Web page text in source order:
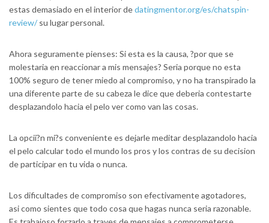
estas demasiado en el interior dedatingmentor.org/es/chatspin-
review/ su lugar personal.
Ahora seguramente pienses: Si esta es la causa, ?por que se
molestaria en reaccionar a mis mensajes? Seri­a porque no esta
100% seguro de tener miedo al compromiso, y no ha transpirado la
una diferente parte de su cabeza le dice que deberia contestarte
desplazandolo hacia el pelo ver como van las cosas.
La opcii?n mi?s conveniente es dejarle meditar desplazandolo hacia
el pelo calcular todo el mundo los pros y los contras de su decision
de participar en tu vida o nunca.
Los dificultades de compromiso son efectivamente agotadores,
asi­ como sientes que todo cosa que hagas nunca seri­a razonable.